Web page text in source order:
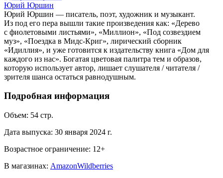
Юрий Юршин
Юрий Юршин — писатель, поэт, художник и музыкант.
Из под его пера вышли такие произведения как: «Дерево
с фиолетовыми листьями», «Миллион», «Под созвездием
муз», «Поездка в Мидс-Криг», лирический сборник
«Идиллия», и уже готовится к издательству книга «Дом для
каждого из нас». Богатая цветовая палитра тем и образов,
которую использует автор, лишает слушателя / читателя /
зрителя шанса остаться равнодушным.
Подробная информация
Объем: 54 стр.
Дата выпуска: 30 января 2024 г.
Возрастное ограничение: 12+
В магазинах: AmazonWildberries